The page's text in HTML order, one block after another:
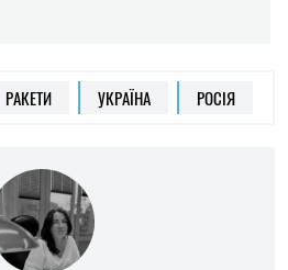
РАКЕТИ УКРАЇНА РОСІЯ